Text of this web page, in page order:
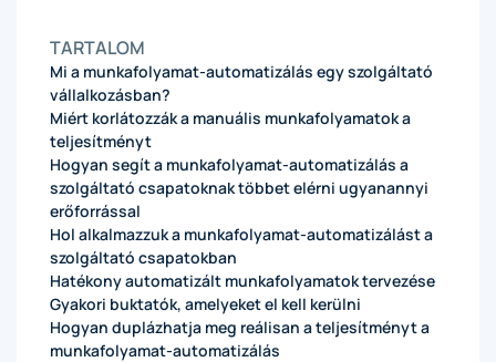
TARTALOM
Mi a munkafolyamat-automatizálás egy szolgáltató
vállalkozásban?
Miért korlátozzák a manuális munkafolyamatok a
teljesítményt
Hogyan segít a munkafolyamat-automatizálás a
szolgáltató csapatoknak többet elérni ugyanannyi
erőforrással
Hol alkalmazzuk a munkafolyamat-automatizálást a
szolgáltató csapatokban
Hatékony automatizált munkafolyamatok tervezése
Gyakori buktatók, amelyeket el kell kerülni
Hogyan duplázhatja meg reálisan a teljesítményt a
munkafolyamat-automatizálás